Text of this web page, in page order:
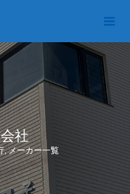
社
,メーカー一覧